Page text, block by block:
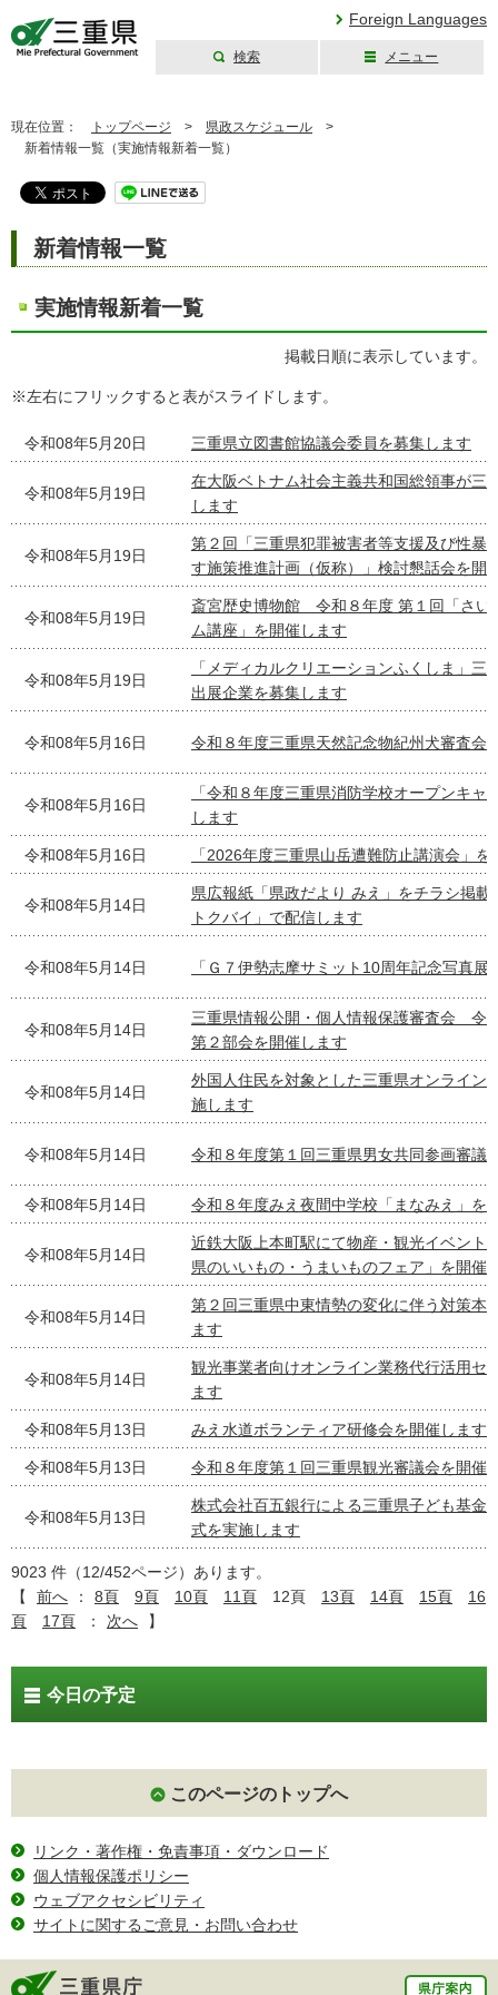
Foreign Languages
検索 メニュー
現在位置： トップページ > 県政スケジュール >
新着情報一覧（実施情報新着一覧）
新着情報一覧
実施情報新着一覧
掲載日順に表示しています。
※左右にフリックすると表がスライドします。
令和08年5月20日 三重県立図書館協議会委員を募集します
令和08年5月19日
在大阪ベトナム社会主義共和国総領事が三
します
令和08年5月19日
第２回「三重県犯罪被害者等支援及び性暴
す施策推進計画（仮称）」検討懇話会を開
令和08年5月19日
斎宮歴史博物館 令和８年度 第１回「さい
ム講座」を開催します
令和08年5月19日
「メディカルクリエーションふくしま」三
出展企業を募集します
令和08年5月16日 令和８年度三重県天然記念物紀州犬審査会
令和08年5月16日
「令和８年度三重県消防学校オープンキャ
します
令和08年5月16日 「2026年度三重県山岳遭難防止講演会」を
令和08年5月14日
県広報紙「県政だより みえ」をチラシ掲載
トクバイ」で配信します
令和08年5月14日 「Ｇ７伊勢志摩サミット10周年記念写真展
令和08年5月14日
三重県情報公開・個人情報保護審査会 令
第２部会を開催します
令和08年5月14日
外国人住民を対象とした三重県オンライン
施します
令和08年5月14日 令和８年度第１回三重県男女共同参画審議
令和08年5月14日 令和８年度みえ夜間中学校「まなみえ」を
令和08年5月14日
近鉄大阪上本町駅にて物産・観光イベン
県のいいもの・うまいものフェア」を開催
令和08年5月14日
第２回三重県中東情勢の変化に伴う対策本
ます
令和08年5月14日
観光事業者向けオンライン業務代行活用セ
ます
令和08年5月13日 みえ水道ボランティア研修会を開催します
令和08年5月13日 令和８年度第１回三重県観光審議会を開催
令和08年5月13日
株式会社百五銀行による三重県子ども基金
式を実施します
9023 件（12/452ページ）あります。
【
前へ ： 8頁 9頁 10頁 11頁 12頁 13頁 14頁 15頁
16
頁
17頁 ： 次へ 】
今日の予定
このページのトップへ
リンク・著作権・免責事項・ダウンロード
個人情報保護ポリシー
ウェブアクセシビリティ
サイトに関するご意見・お問い合わせ